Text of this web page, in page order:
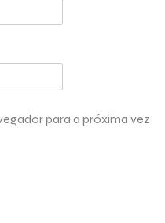
para a próxima vez